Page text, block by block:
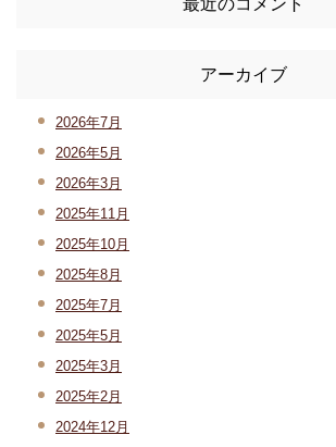
最近のコメント
アーカイブ
2026年7月
2026年5月
2026年3月
2025年11月
2025年10月
2025年8月
2025年7月
2025年5月
2025年3月
2025年2月
2024年12月